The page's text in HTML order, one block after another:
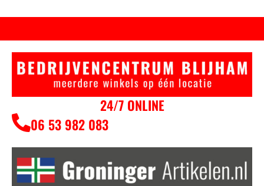
24/7 ONLINE
06 53 982 083